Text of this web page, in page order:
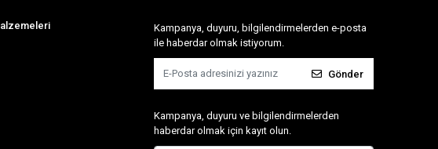
Kampanya, duyuru, bilgilendirmelerden e-posta
ile haberdar olmak istiyorum.
Gönder
Kampanya, duyuru ve bilgilendirmelerden
haberdar olmak için kayıt olun.